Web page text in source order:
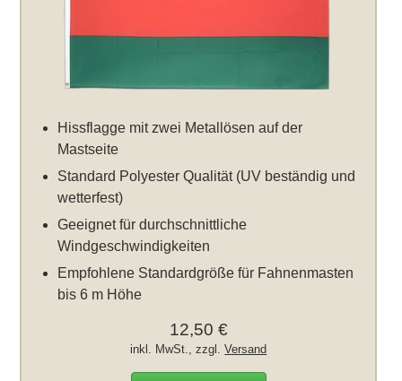
Hissflagge mit zwei Metallösen auf der
Mastseite
Standard Polyester Qualität (UV beständig und
wetterfest)
Geeignet für durchschnittliche
Windgeschwindigkeiten
Empfohlene Standardgröße für Fahnenmasten
bis 6 m Höhe
12,50 €
inkl. MwSt., zzgl.Versand